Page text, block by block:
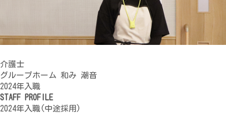
介護士
グループホーム 和み 潮音
2024年入職
STAFF PROFILE
2024年入職(中途採用)